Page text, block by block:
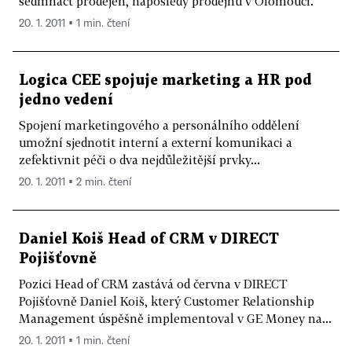
20. 1. 2011 ▪ 1 min. čtení
Logica CEE spojuje marketing a HR pod
jedno vedení
Spojení marketingového a personálního oddělení
umožní sjednotit interní a externí komunikaci a
zefektivnit péči o dva nejdůležitější prvky...
20. 1. 2011 ▪ 2 min. čtení
Daniel Koiš Head of CRM v DIRECT
Pojišťovně
Pozici Head of CRM zastává od června v DIRECT
Pojišťovně Daniel Koiš, který Customer Relationship
Management úspěšně implementoval v GE Money na...
20. 1. 2011 ▪ 1 min. čtení